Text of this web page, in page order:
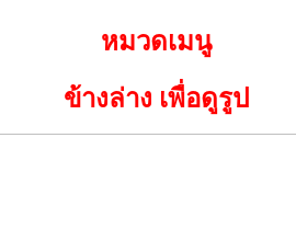
หมวดเมนู
ข้างล่าง เพื่อดูรูป